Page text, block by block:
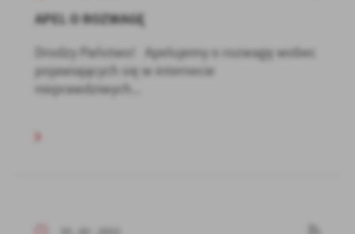
APEL O ROZWAGĘ
Drodzy Państwo! Apelujemy o rozwagę wobec
pojawiających się w internecie
nieprawdziwych...